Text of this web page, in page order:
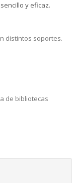
y eficaz.
distintos soportes.
de bibliotecas